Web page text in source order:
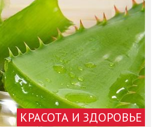
КРАСОТА И ЗДОРОВЬЕ